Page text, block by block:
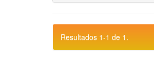
Resultados 1-1 de 1.